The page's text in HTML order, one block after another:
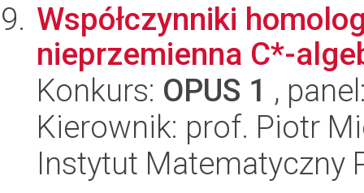
Współczynniki
nieprzemienna C*-
Konkurs: OPUS 1 ,
Kierownik: prof. Piotr
Instytut Matematyczny